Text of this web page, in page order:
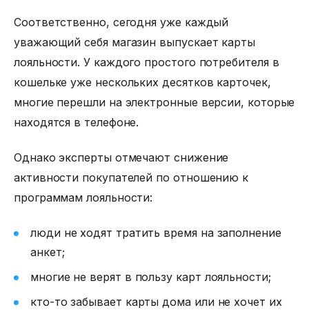
Соответственно, сегодня уже каждый
уважающий себя магазин выпускает карты
лояльности. У каждого простого потребителя в
кошельке уже нескольких десятков карточек,
многие перешли на электронные версии, которые
находятся в телефоне.
Однако эксперты отмечают снижение
активности покупателей по отношению к
программам лояльности:
люди не ходят тратить время на заполнение
анкет;
многие не верят в пользу карт лояльности;
кто-то забывает карты дома или не хочет их